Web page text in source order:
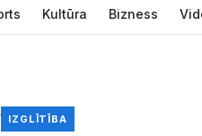
Kultūra Bizness
IZGLĪTĪBA